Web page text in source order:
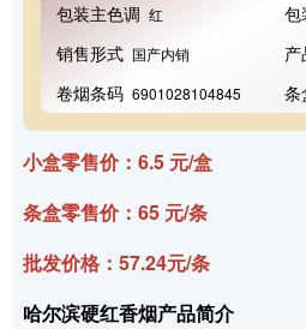
包装主色调 红 包
销售形式 国产内销
卷烟条码 6901028104845 条
小盒零售价：6.5 元/盒
条盒零售价：65 元/条
批发价格：57.24元/条
哈尔滨硬红香烟产品简介